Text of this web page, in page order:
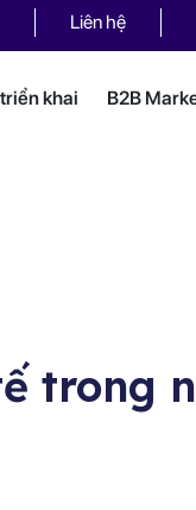
Liên hệ
khai B2B
trong